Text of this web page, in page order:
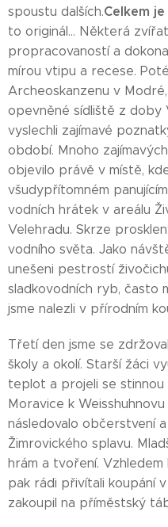
spoustu dalších.Celkem
to originál… Některá
propracovaností a
mírou vtipu a recese.
Archeoskanzenu v
opevněné sídliště z doby
vyslechli zajímavé
období. Mnoho
objevilo právě v místě,
všudypřítomném
vodních hrátek v areálu
Velehradu. Skrze
vodního světa. Jako
unešeni pestrostí
sladkovodních ryb, často
jsme nalezli v přírodním
Třetí den jsme se
školy a okolí. Starší žáci
teplot a projeli se
Moravice k
následovalo občerstvení
Žimrovického splavu.
hrám a tvoření. Vzhledem
pak rádi přivítali koupání
zakoupil na příměstský